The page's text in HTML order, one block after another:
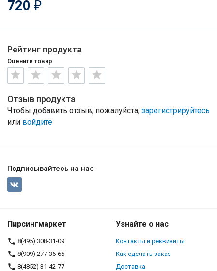
720 ₽
Рейтинг продукта
Оцените товар
Отзыв продукта
Чтобы добавить отзыв, пожалуйста, зарегистрируйтесь
или войдите
Подписывайтесь на нас
Пирсингмаркет
8(495) 308-31-09
8(909) 277-36-66
8(4852) 31-42-77
Узнайте о нас
Контакты и реквизиты
Как сделать заказ
Доставка